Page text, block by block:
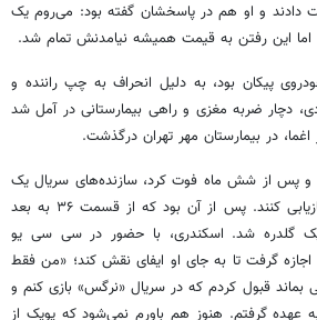
استراحت دادند و او هم در پاسخشان گفته بود: می‌روم یک
اما این رفتن به قیمت همیشه نیامدنش تمام شد.
پیکان بود، به دلیل انحراف به چپ راننده و
دچار ضربه مغزی و راهی بیمارستانی در آمل شد
در بیمارستان مهر تهران درگذشت.
و پس از شش ماه فوت کرد، سازنده‌های سریال یک
ماه وقت داشتند تا خود را بازیابی کنند. پس از آن بود که از قسمت ۳۶ به بعد
گلدره شد. اسکندری، با حضور در سی سی یو
اجازه گرفت تا به جای او ایفای نقش کند؛ «من فقط
بماند قبول کردم که در سریال «نرگس» بازی کنم و
عهده گرفتم. هنوز هم باورم نمی‌شود که پوپک از